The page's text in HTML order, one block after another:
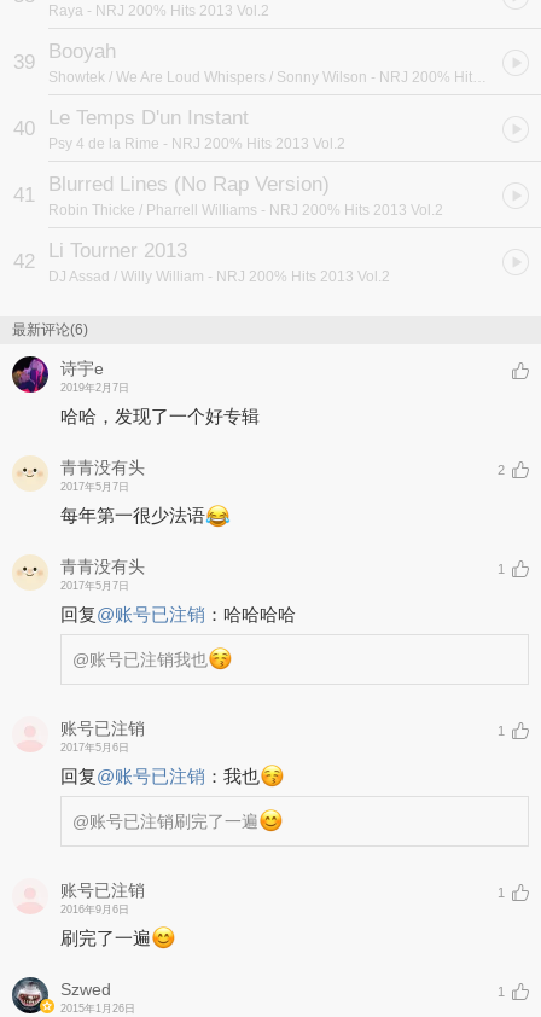
Raya - NRJ 200% Hits 2013 Vol.2
39 Booyah
Showtek / We Are Loud Whispers / Sonny Wilson - NRJ 200% Hits 2013 Vol.2
40 Le Temps D'un Instant
Psy 4 de la Rime - NRJ 200% Hits 2013 Vol.2
41 Blurred Lines (No Rap Version)
Robin Thicke / Pharrell Williams - NRJ 200% Hits 2013 Vol.2
42 Li Tourner 2013
DJ Assad / Willy William - NRJ 200% Hits 2013 Vol.2
最新评论(6)
诗宇e
2019年2月7日
哈哈，发现了一个好专辑
青青没有头
2017年5月7日
2
每年第一很少法语
青青没有头
2017年5月7日
1
回复@账号已注销 ： 哈哈哈哈
@账号已注销我也
账号已注销
2017年5月6日
1
回复@账号已注销 ： 我也
@账号已注销刷完了一遍
账号已注销
2016年9月6日
1
刷完了一遍
Szwed
2015年1月26日
1